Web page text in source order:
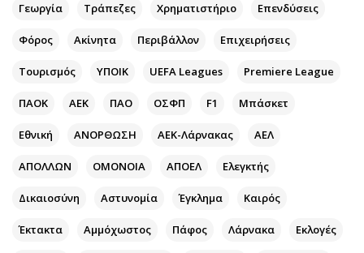
Ενέργεια
Ναυτιλία
Περιβάλλον
Κόσμος
Παράξενα
Θέατρο-Χορός
Μουσική
Γυναίκα
Showbiz
Έξοδος
Media
Podcasts
Uncut
Γεωργία Τράπεζες Χρηματιστήριο Επενδύσεις
Φόρος Ακίνητα Περιβάλλον Επιχειρήσεις
Τουρισμός ΥΠΟΙΚ UEFA Leagues Premiere League
ΠΑΟΚ ΑΕΚ ΠΑΟ ΟΣΦΠ F1 Μπάσκετ
Εθνική ΑΝΟΡΘΩΣΗ ΑΕΚ-Λάρνακας ΑΕΛ
ΑΠΟΛΛΩΝ ΟΜΟΝΟΙΑ ΑΠΟΕΛ Ελεγκτής
Δικαιοσύνη Αστυνομία Έγκλημα Καιρός
Έκτακτα Αμμόχωστος Πάφος Λάρνακα Εκλογές